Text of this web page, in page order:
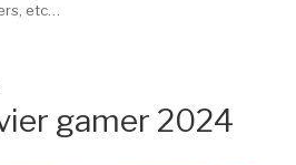
etc…
gamer 2024